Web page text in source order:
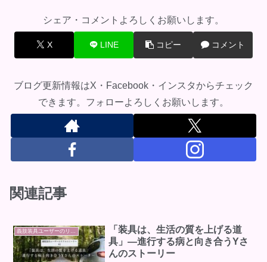
シェア・コメントよろしくお願いします。
X LINE コピー コメント
ブログ更新情報はX・Facebook・インスタからチェック
できます。フォローよろしくお願いします。
関連記事
「装具は、生活の質を上げる道
具」―進行する病と向き合うYさ
んのストーリー